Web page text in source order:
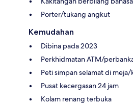
Porter/tukang angkut
Kemudahan
Dibina pada 2023
Perkhidmatan ATM/
Peti simpan selamat di
Pusat kecergasan 24 jam
Kolam renang terbuka